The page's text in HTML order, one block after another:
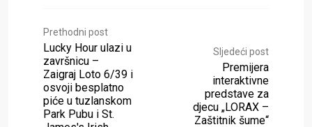
Prethodni post
Lucky Hour ulazi u
završnicu –
Zaigraj Loto 6/39 i
osvoji besplatno
piće u tuzlanskom
Park Pubu i St.
Sljedeći post
Premijera
interaktivne
predstave za
djecu „LORAX –
Zaštitnik šume“